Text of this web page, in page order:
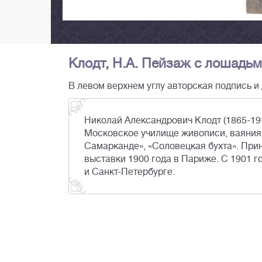
Клодт, Н.А. Пейзаж с
В левом верхнем углу авторская подпись и
Николай Александрович Клодт (1865-
Московское училище живописи, ваяния
Самарканде», «Соловецкая бухта».
выставки 1900 года в Париже. С 1901
и Санкт-Петербурге.